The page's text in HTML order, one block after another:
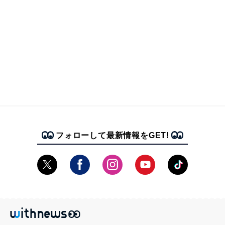
フォローして最新情報をGET!